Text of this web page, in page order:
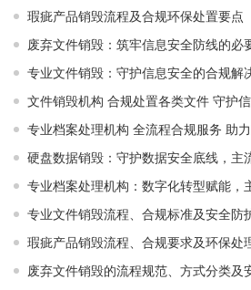
瑕疵产品销毁流程及合规环保处置要点
废弃文件销毁：筑牢信息安全防线的必
专业文件销毁：守护信息安全的合规解
文件销毁机构 合规处置各类文件 守护
专业档案处理机构 全流程合规服务 助
硬盘数据销毁：守护数据安全底线，主
专业档案处理机构：数字化转型赋能，主流
专业文件销毁流程、合规标准及安全防
瑕疵产品销毁流程、合规要求及环保处
废弃文件销毁的流程规范、方式分类及